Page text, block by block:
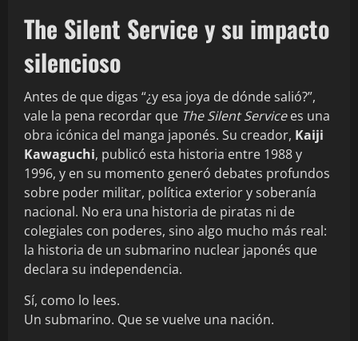
The Silent Service y su impacto
silencioso
Antes de que digas “¿y esa joya de dónde salió?”,
vale la pena recordar que The Silent Servicees una
obra icónica del manga japonés. Su creador, Kaiji
Kawaguchi, publicó esta historia entre 1988 y
1996, y en su momento generó debates profundos
sobre poder militar, política exterior y soberanía
nacional. No era una historia de piratas ni de
colegiales con poderes, sino algo mucho más real:
la historia de un submarino nuclear japonés que
declara su independencia.
Sí, como lo lees.
Un submarino. Que se vuelve una nación.